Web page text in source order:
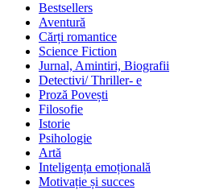
Bestsellers
Aventură
Cărți romantice
Science Fiction
Jurnal, Amintiri, Biografii
Detectivi/ Thriller- e
Proză Povești
Filosofie
Istorie
Psihologie
Artă
Inteligența emoțională
Motivație și succes